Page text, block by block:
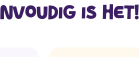
IS HET!